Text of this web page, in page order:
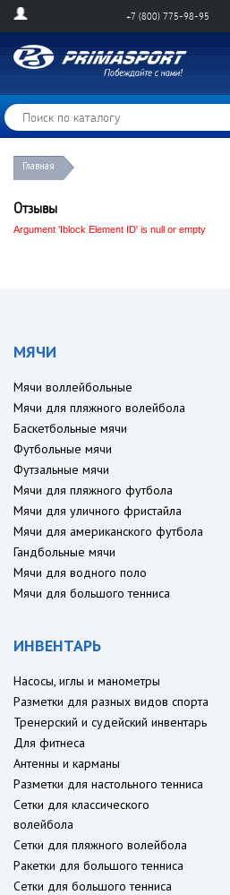
+7 (800) 775-98-95
Главная
Отзывы
Argument 'Iblock Element ID' is null or empty
МЯЧИ
Мячи воллейбольные
Мячи для пляжного волейбола
Баскетбольные мячи
Футбольные мячи
Футзальные мячи
Мячи для пляжного футбола
Мячи для уличного фристайла
Мячи для американского футбола
Гандбольные мячи
Мячи для водного поло
Мячи для большого тенниса
ИНВЕНТАРЬ
Насосы, иглы и манометры
Разметки для разных видов спорта
Тренерский и судейский инвентарь
Для фитнеса
Антенны и карманы
Разметки для настольного тенниса
Сетки для классического
волейбола
Сетки для пляжного волейбола
Ракетки для большого тенниса
Сетки для большого тенниса